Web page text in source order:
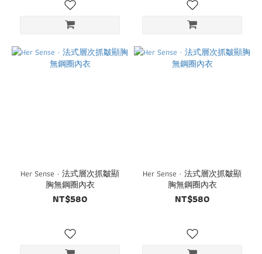
Her Sense · 法式層次抓皺顯
胸無鋼圈內衣
NT$580
Her Sense · 法式層次抓皺顯
胸無鋼圈內衣
NT$580